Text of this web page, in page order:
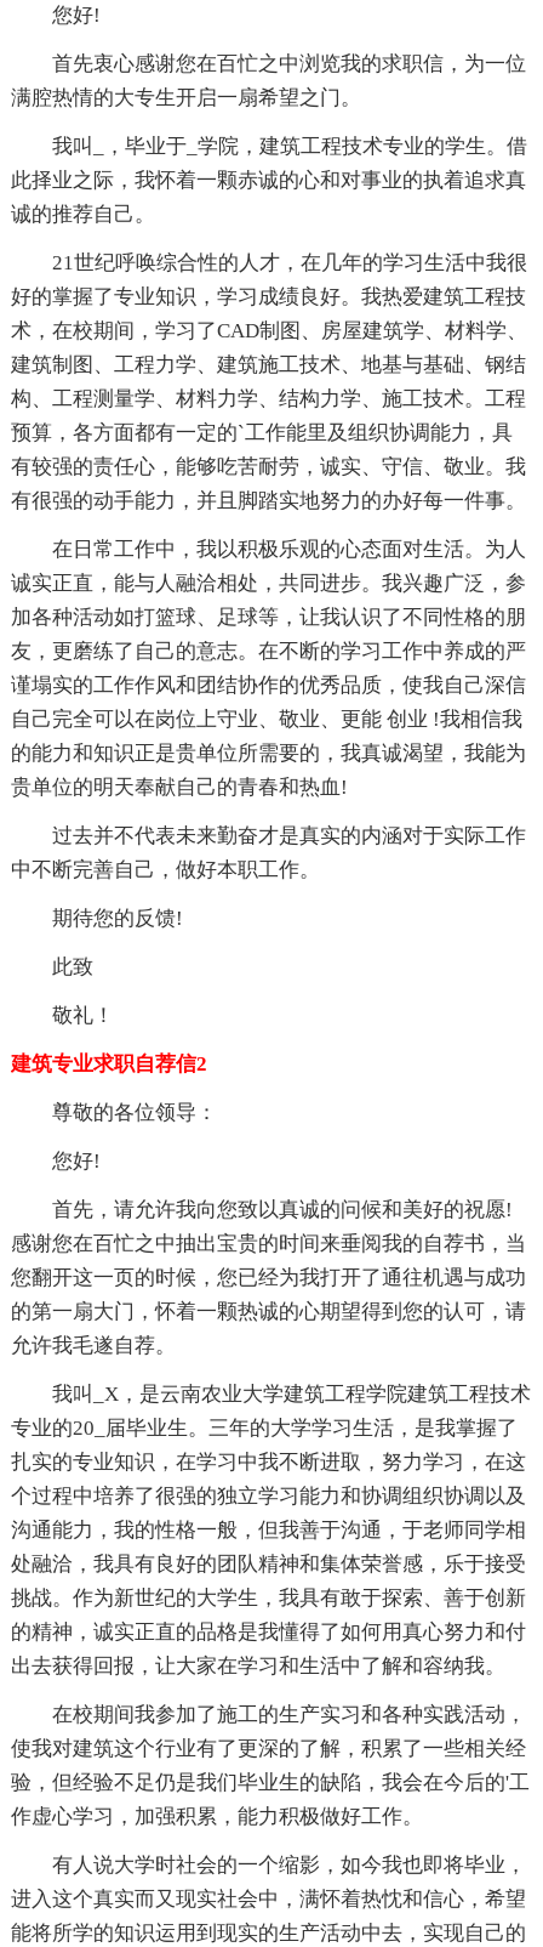
您好!
首先衷心感谢您在百忙之中浏览我的求职信，为一位
满腔热情的大专生开启一扇希望之门。
我叫_，毕业于_学院，建筑工程技术专业的学生。借
此择业之际，我怀着一颗赤诚的心和对事业的执着追求真
诚的推荐自己。
21世纪呼唤综合性的人才，在几年的学习生活中我很
好的掌握了专业知识，学习成绩良好。我热爱建筑工程技
术，在校期间，学习了CAD制图、房屋建筑学、材料学、
建筑制图、工程力学、建筑施工技术、地基与基础、钢结
构、工程测量学、材料力学、结构力学、施工技术。工程
预算，各方面都有一定的`工作能里及组织协调能力，具
有较强的责任心，能够吃苦耐劳，诚实、守信、敬业。我
有很强的动手能力，并且脚踏实地努力的办好每一件事。
在日常工作中，我以积极乐观的心态面对生活。为人
诚实正直，能与人融洽相处，共同进步。我兴趣广泛，参
加各种活动如打篮球、足球等，让我认识了不同性格的朋
友，更磨练了自己的意志。在不断的学习工作中养成的严
谨塌实的工作作风和团结协作的优秀品质，使我自己深信
自己完全可以在岗位上守业、敬业、更能 创业 !我相信我
的能力和知识正是贵单位所需要的，我真诚渴望，我能为
贵单位的明天奉献自己的青春和热血!
过去并不代表未来勤奋才是真实的内涵对于实际工作
中不断完善自己，做好本职工作。
期待您的反馈!
此致
敬礼！
建筑专业求职自荐信2
尊敬的各位领导：
您好!
首先，请允许我向您致以真诚的问候和美好的祝愿!
感谢您在百忙之中抽出宝贵的时间来垂阅我的自荐书，当
您翻开这一页的时候，您已经为我打开了通往机遇与成功
的第一扇大门，怀着一颗热诚的心期望得到您的认可，请
允许我毛遂自荐。
我叫_X，是云南农业大学建筑工程学院建筑工程技术
专业的20_届毕业生。三年的大学学习生活，是我掌握了
扎实的专业知识，在学习中我不断进取，努力学习，在这
个过程中培养了很强的独立学习能力和协调组织协调以及
沟通能力，我的性格一般，但我善于沟通，于老师同学相
处融洽，我具有良好的团队精神和集体荣誉感，乐于接受
挑战。作为新世纪的大学生，我具有敢于探索、善于创新
的精神，诚实正直的品格是我懂得了如何用真心努力和付
出去获得回报，让大家在学习和生活中了解和容纳我。
在校期间我参加了施工的生产实习和各种实践活动，
使我对建筑这个行业有了更深的了解，积累了一些相关经
验，但经验不足仍是我们毕业生的缺陷，我会在今后的'工
作虚心学习，加强积累，能力积极做好工作。
有人说大学时社会的一个缩影，如今我也即将毕业，
进入这个真实而又现实社会中，满怀着热忱和信心，希望
能将所学的知识运用到现实的生产活动中去，实现自己的